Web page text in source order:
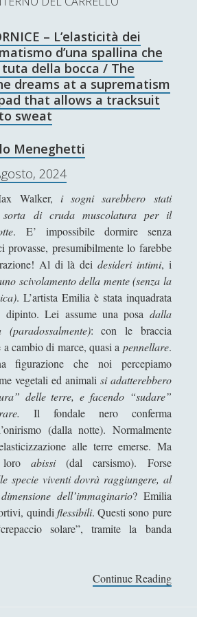
lavoro, puoi effettuare una
(7)
– L’elasticità dei
d’una spallina che
della bocca / The
dreams at a suprematism
that allows a tracksuit
sweat
Meneghetti
2024
Walker, i sogni sarebbero stati
di cruda muscolatura per il
. E’ impossibile dormire senza
presumibilmente lo farebbe
Al di là deidesideri intimi, i
scivolamento della mente (senza la
. L’artista Emilia è stata inquadrata
Lei assume una posa dalla
: con le braccia
a cambio di marce, quasi a pennellare.
che noi percepiamo
vegetali ed animali si adatterebbero
delle terre, e facendo “sudare”
Il fondale nero conferma
(dalla notte). Normalmente
alle terre emerse. Ma
loroabissi(dal carsismo). Forse
specie viventi dovrà raggiungere, al
dell’immaginario? Emilia
quindi flessibili. Questi sono pure
solare”, tramite la banda
Continue ReadingV